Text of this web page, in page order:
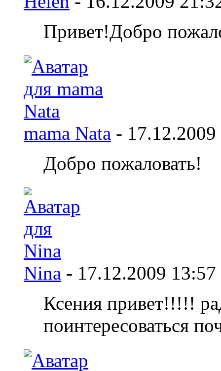
Привет!Добро
mama Nata - 17.12.2009
Добро пожаловать!
Nina - 17.12.2009 13:57
Ксения привет!!!!!
поинтересоваться